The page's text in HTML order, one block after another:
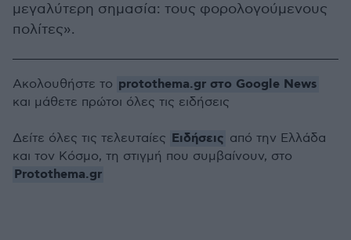
μεγαλύτερη σημασία: τους φορολογούμενους
πολίτες».
Ακολουθήστε το protothema.gr στο Google News
και μάθετε πρώτοι όλες τις ειδήσεις
Δείτε όλες τις τελευταίες Ειδήσεις από την Ελλάδα
και τον Κόσμο, τη στιγμή που συμβαίνουν, στο
Protothema.gr